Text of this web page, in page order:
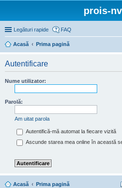
prois-
Legături rapide FAQ
Acasă
Prima pagină
Autentificare
Nume utilizator:
Parolă:
Am uitat parola
Autentifică-mă automat la fiecare vizită
Ascunde starea mea online în această
Acasă Prima pagină